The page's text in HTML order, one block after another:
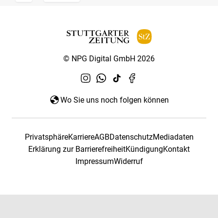
© NPG Digital GmbH 2026
Wo Sie uns noch folgen können
PrivatsphäreKarriereAGBDatenschutzMediadaten
Erklärung zur BarrierefreiheitKündigungKontakt
ImpressumWiderruf